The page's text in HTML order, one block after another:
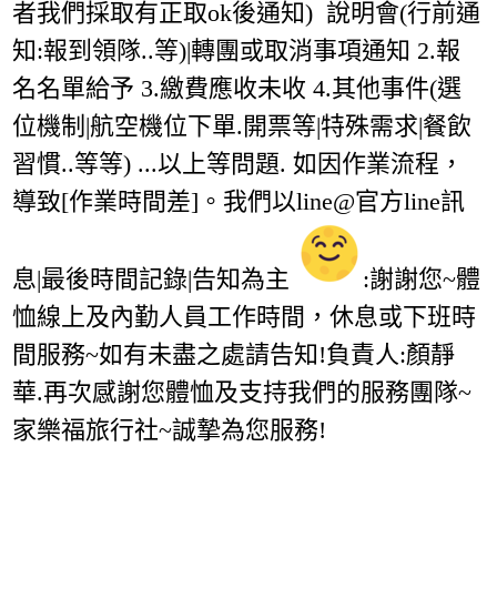
者我們採取有正取ok後通知) 說明會(行前通
知:報到領隊..等)|轉團或取消事項通知 2.報
名名單給予 3.繳費應收未收 4.其他事件(選
位機制|航空機位下單.開票等|特殊需求|餐飲
習慣..等等) ...以上等問題. 如因作業流程，
導致[作業時間差]。我們以line@官方line訊
息|最後時間記錄|告知為主
:謝謝您~體
恤線上及內勤人員工作時間，休息或下班時
間服務~如有未盡之處請告知!負責人:顏靜
華.再次感謝您體恤及支持我們的服務團隊~
家樂福旅行社~誠摯為您服務!